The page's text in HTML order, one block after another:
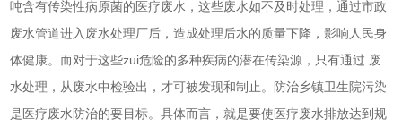
吨含有传染性病原菌的医疗废水，这些废水如不及时处理，通过市政
废水管道进入废水处理厂后，造成处理后水的质量下降，影响人民身
体健康。而对于这些zui危险的多种疾病的潜在传染源，只有通过 废
水处理，从废水中检验出，才可被发现和制止。防治乡镇卫生院污染
是医疗废水防治的要目标。具体而言，就是要使医疗废水排放达到规